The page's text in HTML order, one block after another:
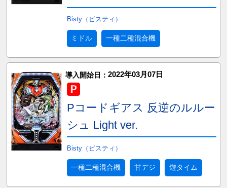
Bisty（ビスティ）
ミドル 一種二種混合機
導入開始日： 2022年03月07日
Pコードギアス 反逆のルルー
シュ Light ver.
Bisty（ビスティ）
一種二種混合機 甘デジ 遊タイム